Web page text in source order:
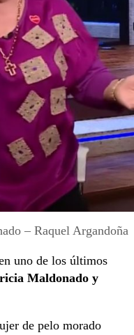
– Raquel Argandoña
uno de los últimos
Maldonado y
de pelo morado